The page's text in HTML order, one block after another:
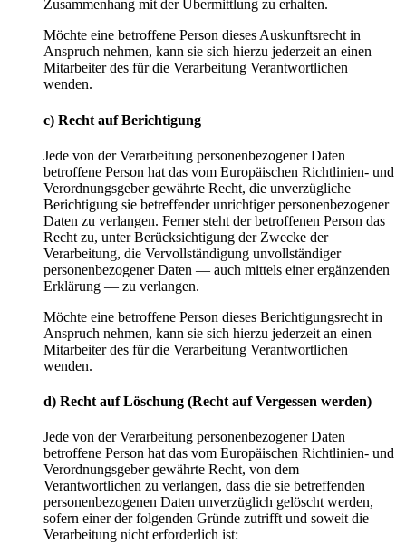
Zusammenhang mit der Übermittlung zu erhalten.
Möchte eine betroffene Person dieses Auskunftsrecht in
Anspruch nehmen, kann sie sich hierzu jederzeit an einen
Mitarbeiter des für die Verarbeitung Verantwortlichen
wenden.
c) Recht auf Berichtigung
Jede von der Verarbeitung personenbezogener Daten
betroffene Person hat das vom Europäischen Richtlinien- und
Verordnungsgeber gewährte Recht, die unverzügliche
Berichtigung sie betreffender unrichtiger personenbezogener
Daten zu verlangen. Ferner steht der betroffenen Person das
Recht zu, unter Berücksichtigung der Zwecke der
Verarbeitung, die Vervollständigung unvollständiger
personenbezogener Daten — auch mittels einer ergänzenden
Erklärung — zu verlangen.
Möchte eine betroffene Person dieses Berichtigungsrecht in
Anspruch nehmen, kann sie sich hierzu jederzeit an einen
Mitarbeiter des für die Verarbeitung Verantwortlichen
wenden.
d) Recht auf Löschung (Recht auf Vergessen werden)
Jede von der Verarbeitung personenbezogener Daten
betroffene Person hat das vom Europäischen Richtlinien- und
Verordnungsgeber gewährte Recht, von dem
Verantwortlichen zu verlangen, dass die sie betreffenden
personenbezogenen Daten unverzüglich gelöscht werden,
sofern einer der folgenden Gründe zutrifft und soweit die
Verarbeitung nicht erforderlich ist: